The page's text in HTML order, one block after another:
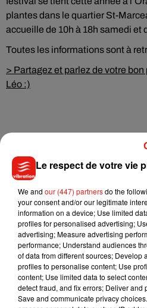
plantes dans le quartier St-
accueille de 10h à 18h samedi et
Toutes les informations sont à
> Partagez et parlez de votre
Léo :)
7 août 2026
dans son
7 août 2026
Madonna
Sensation »
Le respect de votre vie
We and our (447) partnersdo the
your consent and/or our legitimate
information on a device; Use limited
profiles for personalised advertising;
advertising; Measure advertising
performance; Understand audiences
of data from different sources; Develop
profiles to personalise content; Use
content; Use limited data to select
detect fraud, and fix errors; Deliver
Save and communicate privacy